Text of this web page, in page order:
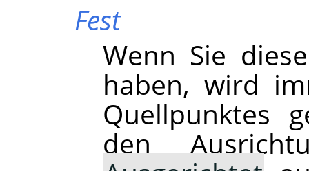
Fest
Wenn Sie
haben, wird
Quellpunktes
den